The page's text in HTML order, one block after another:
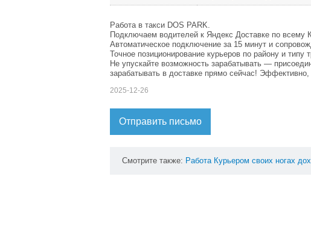
Работа в такси DOS PARK.
Подключаем водителей к Яндекс Доставке по всему
Автоматическое подключение за 15 минут и
Точное позиционирование курьеров по району и типу
Не упускайте возможность зарабатывать —
зарабатывать в доставке прямо сейчас!
2025-12-26
Отправить письмо
Смотрите также: Работа Курьером своих ногах